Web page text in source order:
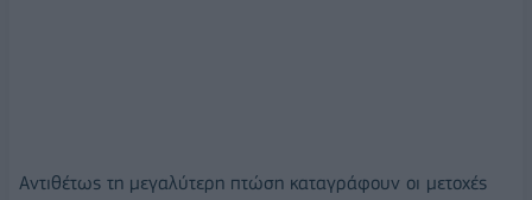
Αντιθέτως τη μεγαλύτερη πτώση καταγράφουν οι μετοχές